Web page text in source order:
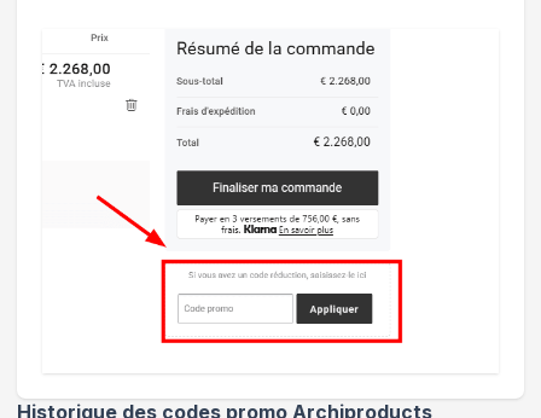
Historique des codes promo Archiproducts